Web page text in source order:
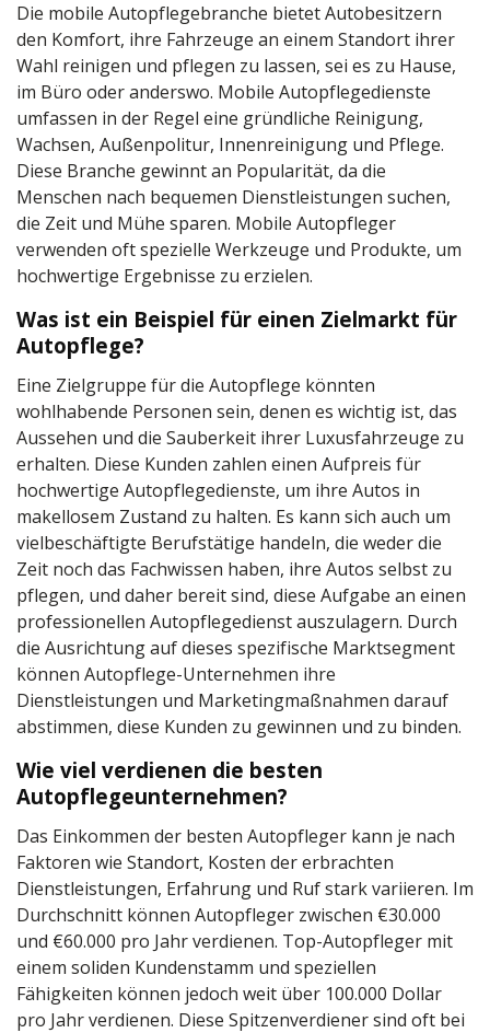
Die mobile Autopflegebranche bietet Autobesitzern
den Komfort, ihre Fahrzeuge an einem Standort ihrer
Wahl reinigen und pflegen zu lassen, sei es zu Hause,
im Büro oder anderswo. Mobile Autopflegedienste
umfassen in der Regel eine gründliche Reinigung,
Wachsen, Außenpolitur, Innenreinigung und Pflege.
Diese Branche gewinnt an Popularität, da die
Menschen nach bequemen Dienstleistungen suchen,
die Zeit und Mühe sparen. Mobile Autopfleger
verwenden oft spezielle Werkzeuge und Produkte, um
hochwertige Ergebnisse zu erzielen.
Was ist ein Beispiel für einen Zielmarkt für
Autopflege?
Eine Zielgruppe für die Autopflege könnten
wohlhabende Personen sein, denen es wichtig ist, das
Aussehen und die Sauberkeit ihrer Luxusfahrzeuge zu
erhalten. Diese Kunden zahlen einen Aufpreis für
hochwertige Autopflegedienste, um ihre Autos in
makellosem Zustand zu halten. Es kann sich auch um
vielbeschäftigte Berufstätige handeln, die weder die
Zeit noch das Fachwissen haben, ihre Autos selbst zu
pflegen, und daher bereit sind, diese Aufgabe an einen
professionellen Autopflegedienst auszulagern. Durch
die Ausrichtung auf dieses spezifische Marktsegment
können Autopflege-Unternehmen ihre
Dienstleistungen und Marketingmaßnahmen darauf
abstimmen, diese Kunden zu gewinnen und zu binden.
Wie viel verdienen die besten
Autopflegeunternehmen?
Das Einkommen der besten Autopfleger kann je nach
Faktoren wie Standort, Kosten der erbrachten
Dienstleistungen, Erfahrung und Ruf stark variieren. Im
Durchschnitt können Autopfleger zwischen €30.000
und €60.000 pro Jahr verdienen. Top-Autopfleger mit
einem soliden Kundenstamm und speziellen
Fähigkeiten können jedoch weit über 100.000 Dollar
pro Jahr verdienen. Diese Spitzenverdiener sind oft bei